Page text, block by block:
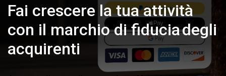
Fai crescere la tua attività
con il marchio di fiduciadegli
acquirenti